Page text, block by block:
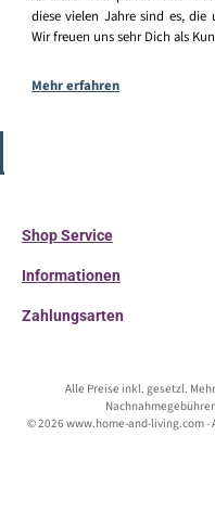
diese vielen Jahre sind es,
Wir freuen uns sehr Dich als
Mehr erfahren
Shop Service
Informationen
Zahlungsarten
Alle Preise inkl. gesetzl.
© 2026 www.home-and-living.com -